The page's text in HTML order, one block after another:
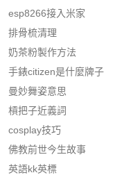
esp8266接入米家
排骨梳清理
奶茶粉製作方法
手錶citizen是什麼牌子
曼妙舞姿意思
槓把子近義詞
cosplay技巧
佛教前世今生故事
英語kk英標